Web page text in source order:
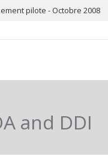
pilote - Octobre 2008
and DDI